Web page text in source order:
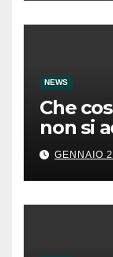
NEWS
Che
non si
GENNAIO